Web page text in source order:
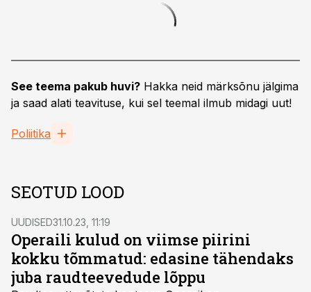
See teema pakub huvi? Hakka neid märksõnu jälgima
ja saad alati teavituse, kui sel teemal ilmub midagi uut!
Poliitika
SEOTUD LOOD
UUDISED31.10.23, 11:19
Operaili kulud on viimse piirini
kokku tõmmatud: edasine tähendaks
juba raudteevedude lõppu